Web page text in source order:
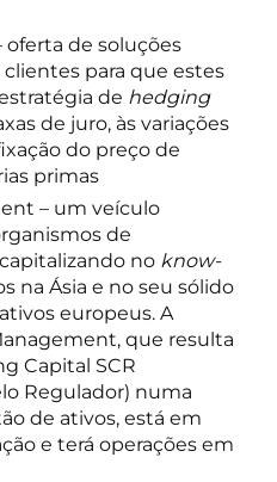
oferta de soluções
para que estes
de hedging
de juro, às variações
do preço de
primas
– um veículo
de
no know-
na Ásia e no seu sólido
europeus. A
que resulta
Capital SCR
Regulador) numa
de ativos, está em
e terá operações em